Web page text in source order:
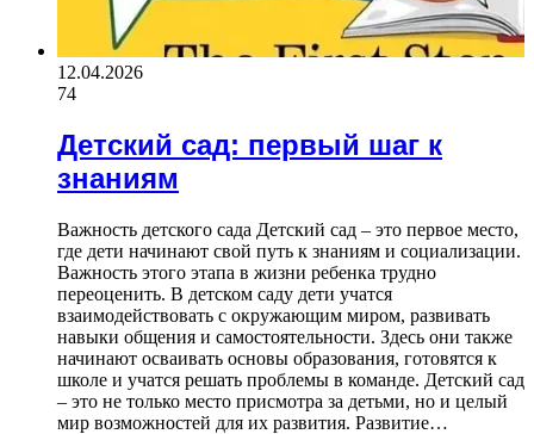
12.04.2026
74
Детский сад: первый шаг к
знаниям
Важность детского сада Детский сад – это первое место,
где дети начинают свой путь к знаниям и социализации.
Важность этого этапа в жизни ребенка трудно
переоценить. В детском саду дети учатся
взаимодействовать с окружающим миром, развивать
навыки общения и самостоятельности. Здесь они также
начинают осваивать основы образования, готовятся к
школе и учатся решать проблемы в команде. Детский сад
– это не только место присмотра за детьми, но и целый
мир возможностей для их развития. Развитие…